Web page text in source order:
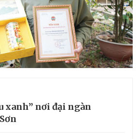
xanh” nơi đại ngàn